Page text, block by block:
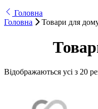
Головна
Головна
Товари для
Відображаються усі з 20